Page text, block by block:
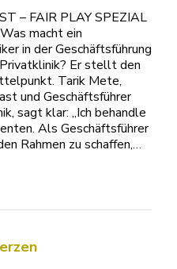
– FAIR PLAY SPEZIAL
macht ein
in der Geschäftsführung
Er stellt den
Tarik Mete,
und Geschäftsführer
sagt klar: „Ich behandle
Als Geschäftsführer
Rahmen zu schaffen,…